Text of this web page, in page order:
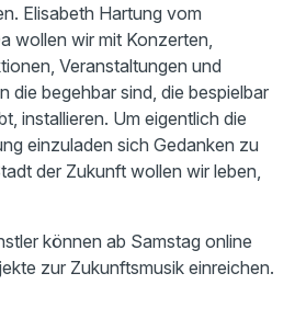
Elisabeth Hartung vom
wollen wir mit Konzerten,
Veranstaltungen und
die begehbar sind, die bespielbar
installieren. Um eigentlich die
einzuladen sich Gedanken zu
der Zukunft wollen wir leben,
können ab Samstag online
zur Zukunftsmusik einreichen.